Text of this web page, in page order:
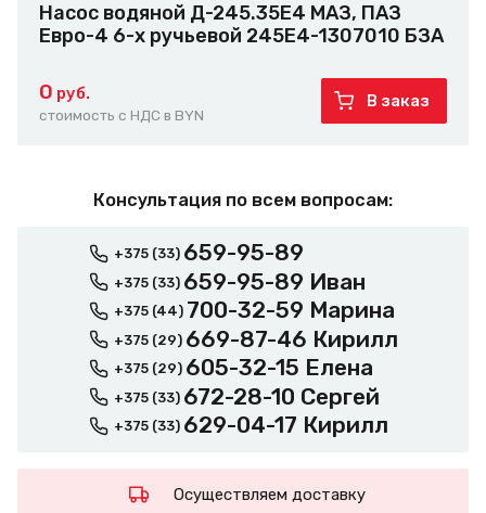
Насос водяной Д-245.35Е4 МАЗ, ПАЗ
Евро-4 6-х ручьевой 245Е4-1307010 БЗА
0 руб.
стоимость с НДС в BYN
В заказ
Консультация по всем вопросам:
+375 (33) 659-95-89
+375 (33) 659-95-89 Иван
+375 (44) 700-32-59 Марина
+375 (29) 669-87-46 Кирилл
+375 (29) 605-32-15 Елена
+375 (33) 672-28-10 Сергей
+375 (33) 629-04-17 Кирилл
Осуществляем доставку